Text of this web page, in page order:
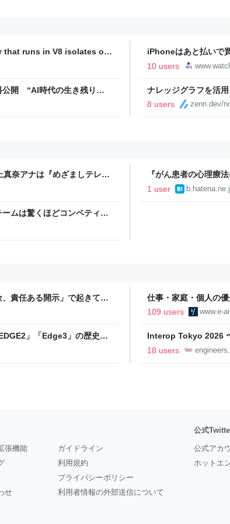
runs in V8 isolates on
iPhoneはあと払いで
代
10 users
公開 “AI時代の生き残り
ナレッジグラフを活
8 users
zenn.dev/
奈アナは『めざましテレ
『がん患者の心理療
1 user
ムは驚くほどコンペティテ
責任ある開示」で起きてい
仕事・家庭・個人の
の自分に伝えたいこ
109 users www.e-
」「Edge3」の歴史に
Interop Tokyo 2026
への取り組み 〜 -
18 users
張機能
せ
ガイドライン
利用規約
プライバシーポリシー
利用者情報の外部送信について
公式
公式アカ
ホットエ